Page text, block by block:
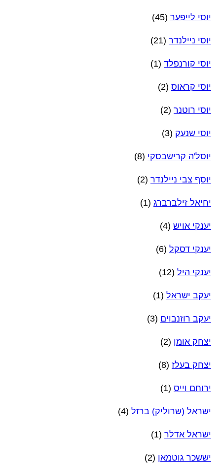
יוסי לייפער (45)
יוסי ניילנדר (21)
יוסי קורנפלד (1)
יוסי קראוס (2)
יוסי רוטנר (2)
יוסי שנעק (3)
יוסל'ה קרישבסקי (8)
יוסף צבי ניילנדר (2)
יחיאל זילברברג (1)
יענקי אויש (4)
יענקי דסקל (6)
יענקי היל (12)
יעקב ישראל (1)
יעקב רוזנבוים (3)
יצחק אומן (2)
יצחק בעלז (8)
ירוחם וייס (1)
ישראל (שרוליק) ברזל (4)
ישראל אדלר (1)
יששכר גוטמאן (2)